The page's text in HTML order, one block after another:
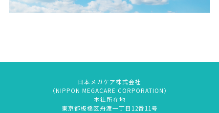
日本メガケア株式会社
（NIPPON MEGACARE CORPORATION）
本社所在地
東京都板橋区舟渡一丁目12番11号